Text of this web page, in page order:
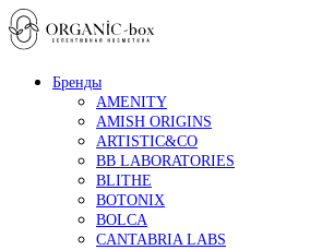
Бренды
AMENITY
AMISH ORIGINS
ARTISTIC&CO
BB LABORATORIES
BLITHE
BOTONIX
BOLCA
CANTABRIA LABS